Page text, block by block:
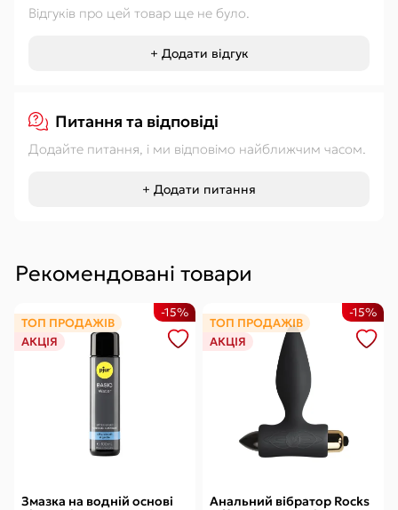
Відгуків про цей товар ще не було.
+ Додати відгук
Питання та відповіді
Додайте питання, і ми відповімо найближчим часом.
+ Додати питання
Рекомендовані товари
ТОП ПРОДАЖІВ
АКЦІЯ
Змазка на водній основі
-15%
ТОП ПРОДАЖІВ
АКЦІЯ
Анальний вібратор Rocks
-15%